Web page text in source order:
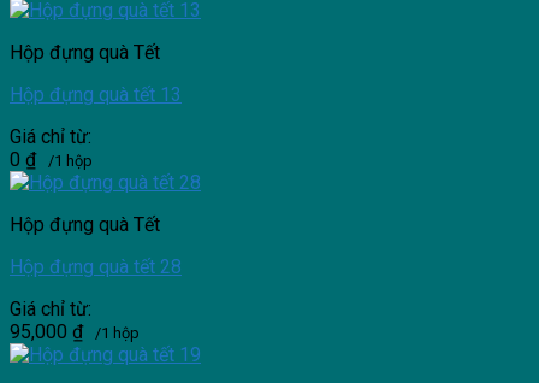
Hộp đựng quà Tết
Hộp đựng quà tết 13
Giá chỉ từ:
0 ₫ /1 hộp
Hộp đựng quà Tết
Hộp đựng quà tết 28
Giá chỉ từ:
95,000 ₫ /1 hộp